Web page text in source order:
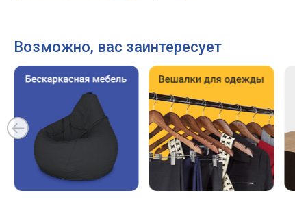
Возможно, вас заинтересует